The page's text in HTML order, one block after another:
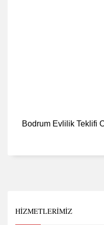
Bodrum Evlilik Teklifi
HIZMETLERIMIZ